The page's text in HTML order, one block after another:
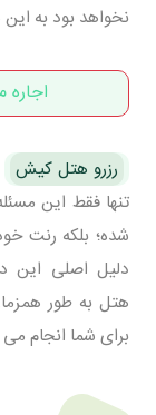
نخواهد بود به
رزرو هتل کیش
تنها فقط این
شده؛ بلکه رنت
دلیل اصلی این
هتل به طور
برای شما انجام